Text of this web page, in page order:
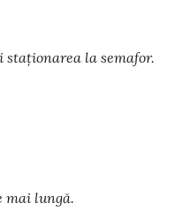
la semafor.
lungă.